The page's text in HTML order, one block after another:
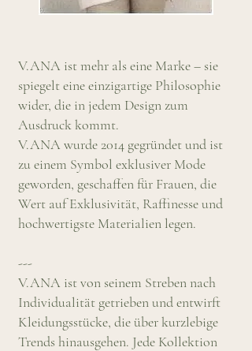
V.ANA ist mehr als eine Marke – sie
spiegelt eine einzigartige Philosophie
wider, die in jedem Design zum
Ausdruck kommt.
V.ANA wurde 2014 gegründet und ist
zu einem Symbol exklusiver Mode
geworden, geschaffen für Frauen, die
Wert auf Exklusivität, Raffinesse und
hochwertigste Materialien legen.
---
V.ANA ist von seinem Streben nach
Individualität getrieben und entwirft
Kleidungsstücke, die über kurzlebige
Trends hinausgehen. Jede Kollektion